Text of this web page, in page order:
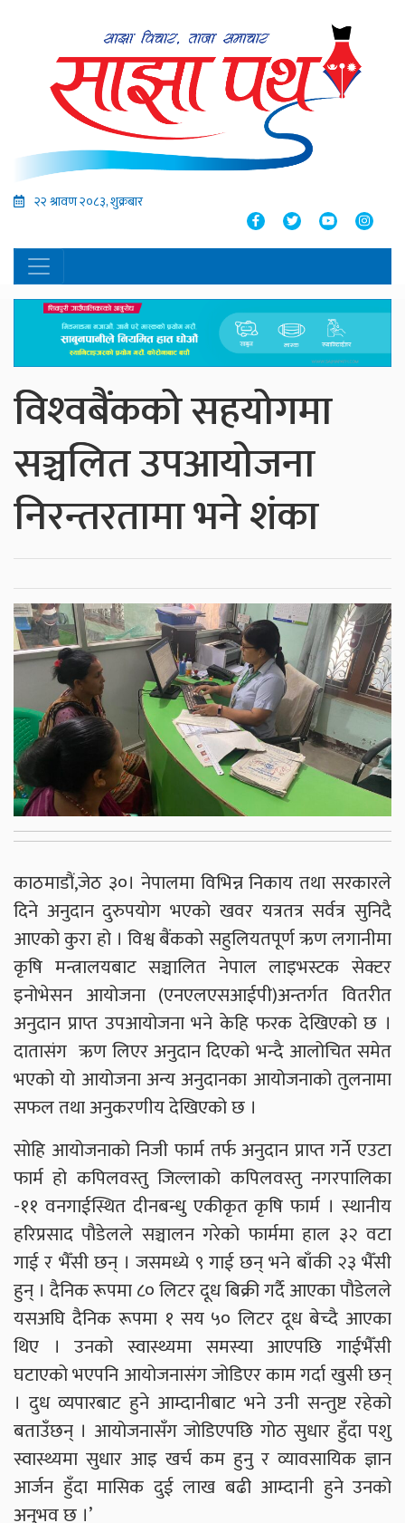
२२ श्रावण २०८३, शुक्रबार
विश्‍वबैंकको सहयोगमा
सञ्चलित उपआयोजना
निरन्तरतामा भने शंका
काठमाडौं,जेठ ३०। नेपालमा विभिन्न निकाय तथा सरकारले
दिने अनुदान दुरुपयोग भएको खवर यत्रतत्र सर्वत्र सुनिदै
आएको कुरा हो । विश्व बैंकको सहुलियतपूर्ण ऋण लगानीमा
कृषि मन्त्रालयबाट सञ्चालित नेपाल लाइभस्टक सेक्टर
इनोभेसन आयोजना (एनएलएसआईपी)अन्तर्गत वितरीत
अनुदान प्राप्त उपआयोजना भने केहि फरक देखिएको छ ।
दातासंग ऋण लिएर अनुदान दिएको भन्दै आलोचित समेत
भएको यो आयोजना अन्य अनुदानका आयोजनाको तुलनामा
सफल तथा अनुकरणीय देखिएको छ ।
सोहि आयोजनाको निजी फार्म तर्फ अनुदान प्राप्त गर्ने एउटा
फार्म हो कपिलवस्तु जिल्लाको कपिलवस्तु नगरपालिका
-११ वनगाईस्थित दीनबन्धु एकीकृत कृषि फार्म । स्थानीय
हरिप्रसाद पौडेलले सञ्चालन गरेको फार्ममा हाल ३२ वटा
गाई र भैँसी छन् । जसमध्ये ९ गाई छन् भने बाँकी २३ भैँसी
हुन् । दैनिक रूपमा ८० लिटर दूध बिक्री गर्दै आएका पौडेलले
यसअघि दैनिक रूपमा १ सय ५० लिटर दूध बेच्दै आएका
थिए । उनको स्वास्थ्यमा समस्या आएपछि गाईभैँसी
घटाएको भएपनि आयोजनासंग जोडिएर काम गर्दा खुसी छन्
। दुध व्यपारबाट हुने आम्दानीबाट भने उनी सन्तुष्ट रहेको
बताउँछन् । आयोजनासँग जोडिएपछि गोठ सुधार हुँदा पशु
स्वास्थ्यमा सुधार आइ खर्च कम हुनु र व्यावसायिक ज्ञान
आर्जन हुँदा मासिक दुई लाख बढी आम्दानी हुने उनको
अनुभव छ ।’